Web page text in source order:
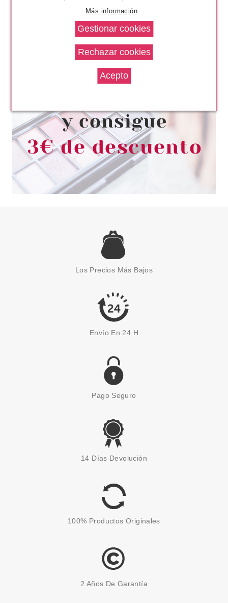
SALLY HANSEN SALON
MANICURE JADED 672 14.7ML
Pvr 5.90€ desde
SALLY HANSEN
SALLY HANSEN VITA A LIP LINE
SMOOTHER LABIAL PEACH 3
GR
2.75€
SALLY HANSEN
GEL STRIPS FRENCH
2.45€
Los Precios Más Bajos
Envío En 24 H
Pago Seguro
14 Días Devolución
100% Productos Originales
2 Años De Garantía
Más información